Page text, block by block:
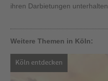
ihren Darbietungen unterhalten.
Weitere Themen in Köln:
Köln entdecken